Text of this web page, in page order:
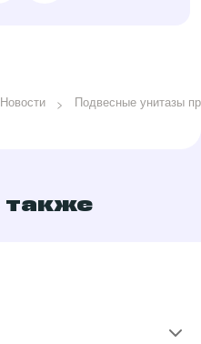
Новости Подвесные унитазы
также